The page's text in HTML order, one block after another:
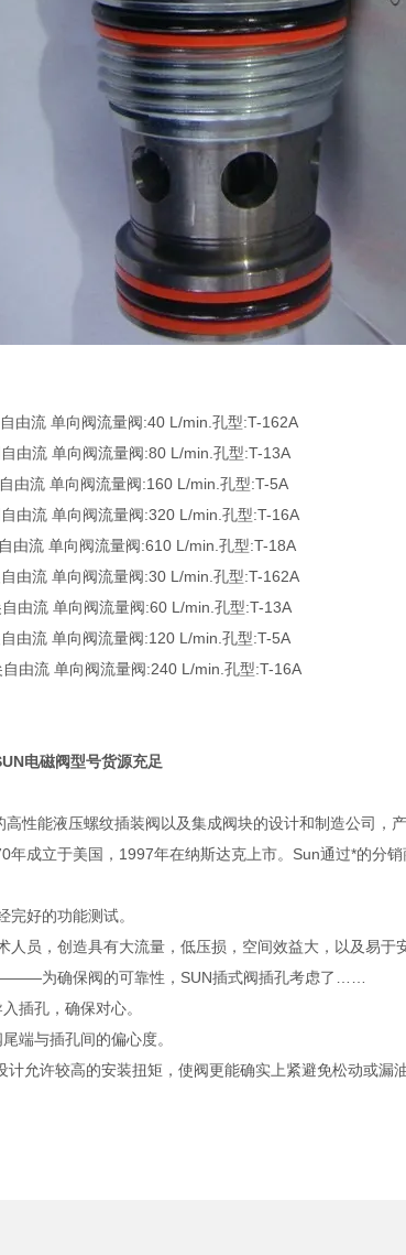
由流 单向阀流量阀:40 L/min.孔型:T-162A
由流 单向阀流量阀:80 L/min.孔型:T-13A
由流 单向阀流量阀:160 L/min.孔型:T-5A
由流 单向阀流量阀:320 L/min.孔型:T-16A
由流 单向阀流量阀:610 L/min.孔型:T-18A
由流 单向阀流量阀:30 L/min.孔型:T-162A
由流 单向阀流量阀:60 L/min.孔型:T-13A
由流 单向阀流量阀:120 L/min.孔型:T-5A
由流 单向阀流量阀:240 L/min.孔型:T-16A
电磁阀型号货源充足
性能液压螺纹插装阀以及集成阀块的设计和制造公司，
年成立于美国，1997年在纳斯达克上市。Sun通过*的分
完好的功能测试。
人员，创造具有大流量，低压损，空间效益大，以及易于
为确保阀的可靠性，SUN插式阀插孔考虑了……
插孔，确保对心。
端与插孔间的偏心度。
计允许较高的安装扭矩，使阀更能确实上紧避免松动或漏油